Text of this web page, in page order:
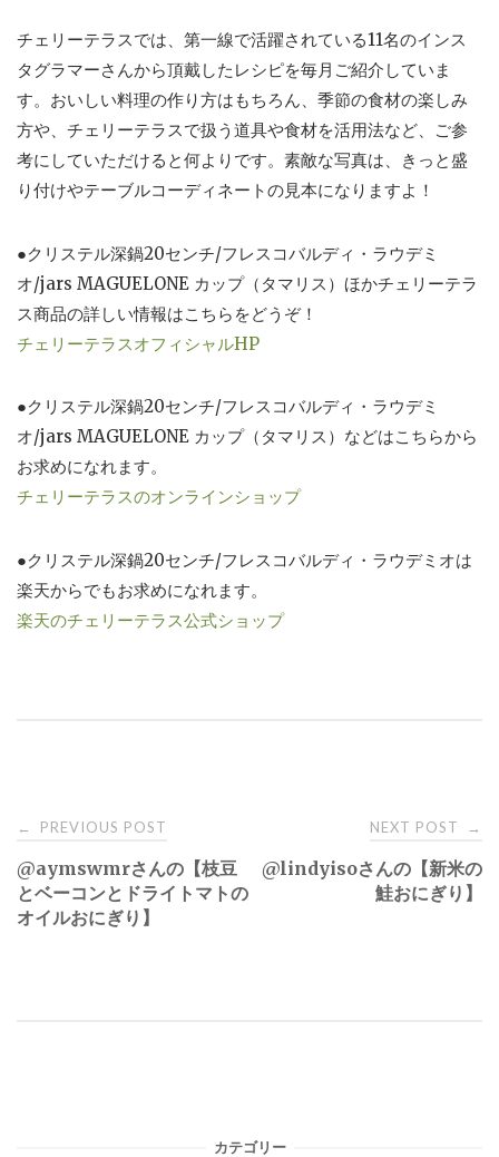
チェリーテラスでは、第一線で活躍されている11名のインス
タグラマーさんから頂戴したレシピを毎月ご紹介していま
す。おいしい料理の作り方はもちろん、季節の食材の楽しみ
方や、チェリーテラスで扱う道具や食材を活用法など、ご参
考にしていただけると何よりです。素敵な写真は、きっと盛
り付けやテーブルコーディネートの見本になりますよ！
●クリステル深鍋20センチ/フレスコバルディ・ラウデミ
オ/jars MAGUELONE カップ（タマリス）ほかチェリーテラ
ス商品の詳しい情報はこちらをどうぞ！
チェリーテラスオフィシャルHP
●クリステル深鍋20センチ/フレスコバルディ・ラウデミ
オ/jars MAGUELONE カップ（タマリス）などはこちらから
お求めになれます。
チェリーテラスのオンラインショップ
●クリステル深鍋20センチ/フレスコバルディ・ラウデミオは
楽天からでもお求めになれます。
楽天のチェリーテラス公式ショップ
Post
navigation
← PREVIOUS POST
@aymswmrさんの【枝豆
とベーコンとドライトマトの
オイルおにぎり】
NEXT POST →
@lindyisoさんの【新米の
鮭おにぎり】
カテゴリー